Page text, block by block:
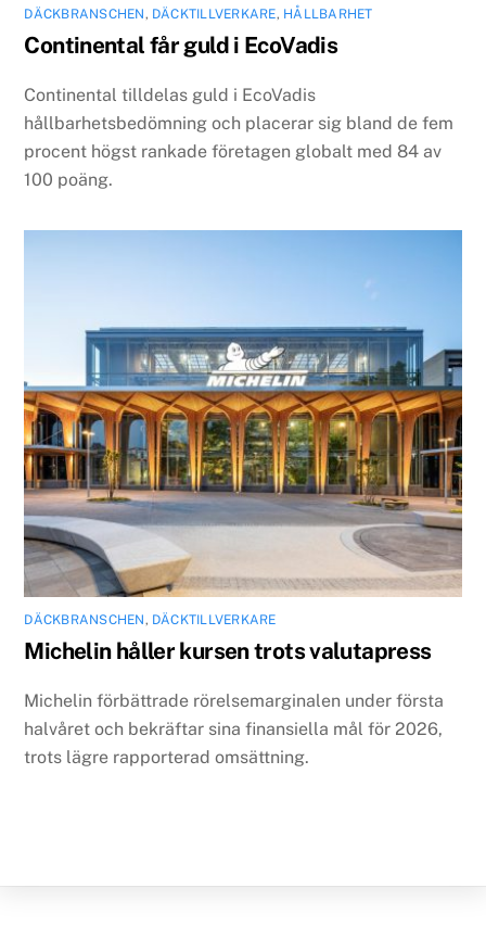
DÄCKBRANSCHEN, DÄCKTILLVERKARE, HÅLLBARHET
Continental får guld i EcoVadis
Continental tilldelas guld i EcoVadis
hållbarhetsbedömning och placerar sig bland de fem
procent högst rankade företagen globalt med 84 av
100 poäng.
DÄCKBRANSCHEN, DÄCKTILLVERKARE
Michelin håller kursen trots valutapress
Michelin förbättrade rörelsemarginalen under första
halvåret och bekräftar sina finansiella mål för 2026,
trots lägre rapporterad omsättning.